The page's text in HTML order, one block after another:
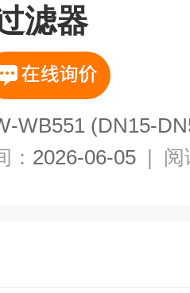
滤器
WB551 (DN15-
： 2026-06-05 | 阅